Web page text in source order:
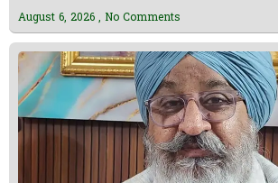
August 6, 2026 No Comments